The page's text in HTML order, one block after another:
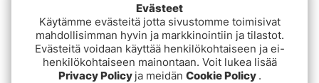
€5.20 €5.60
€59.53 €74.90
Loppuunmyyty Loppuunmyyty
Evästeet
Käytämme evästeitä jotta sivustomme toimisivat
mahdollisimman hyvin ja markkinointiin ja tilastot.
Evästeitä voidaan käyttää henkilökohtaiseen ja ei-
henkilökohtaiseen mainontaan. Voit lukea lisää
Privacy Policy ja meidän Cookie Policy .